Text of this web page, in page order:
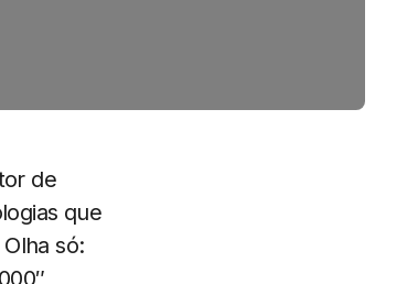
de
que
só: